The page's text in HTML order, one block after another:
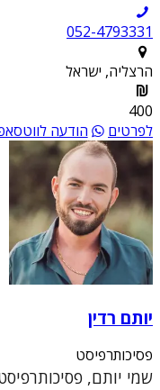
052-4793331
הרצליה, ישראל
400
לפרטים
הודעה
יותם רדין
פסיכותרפיסט
שמי יותם,